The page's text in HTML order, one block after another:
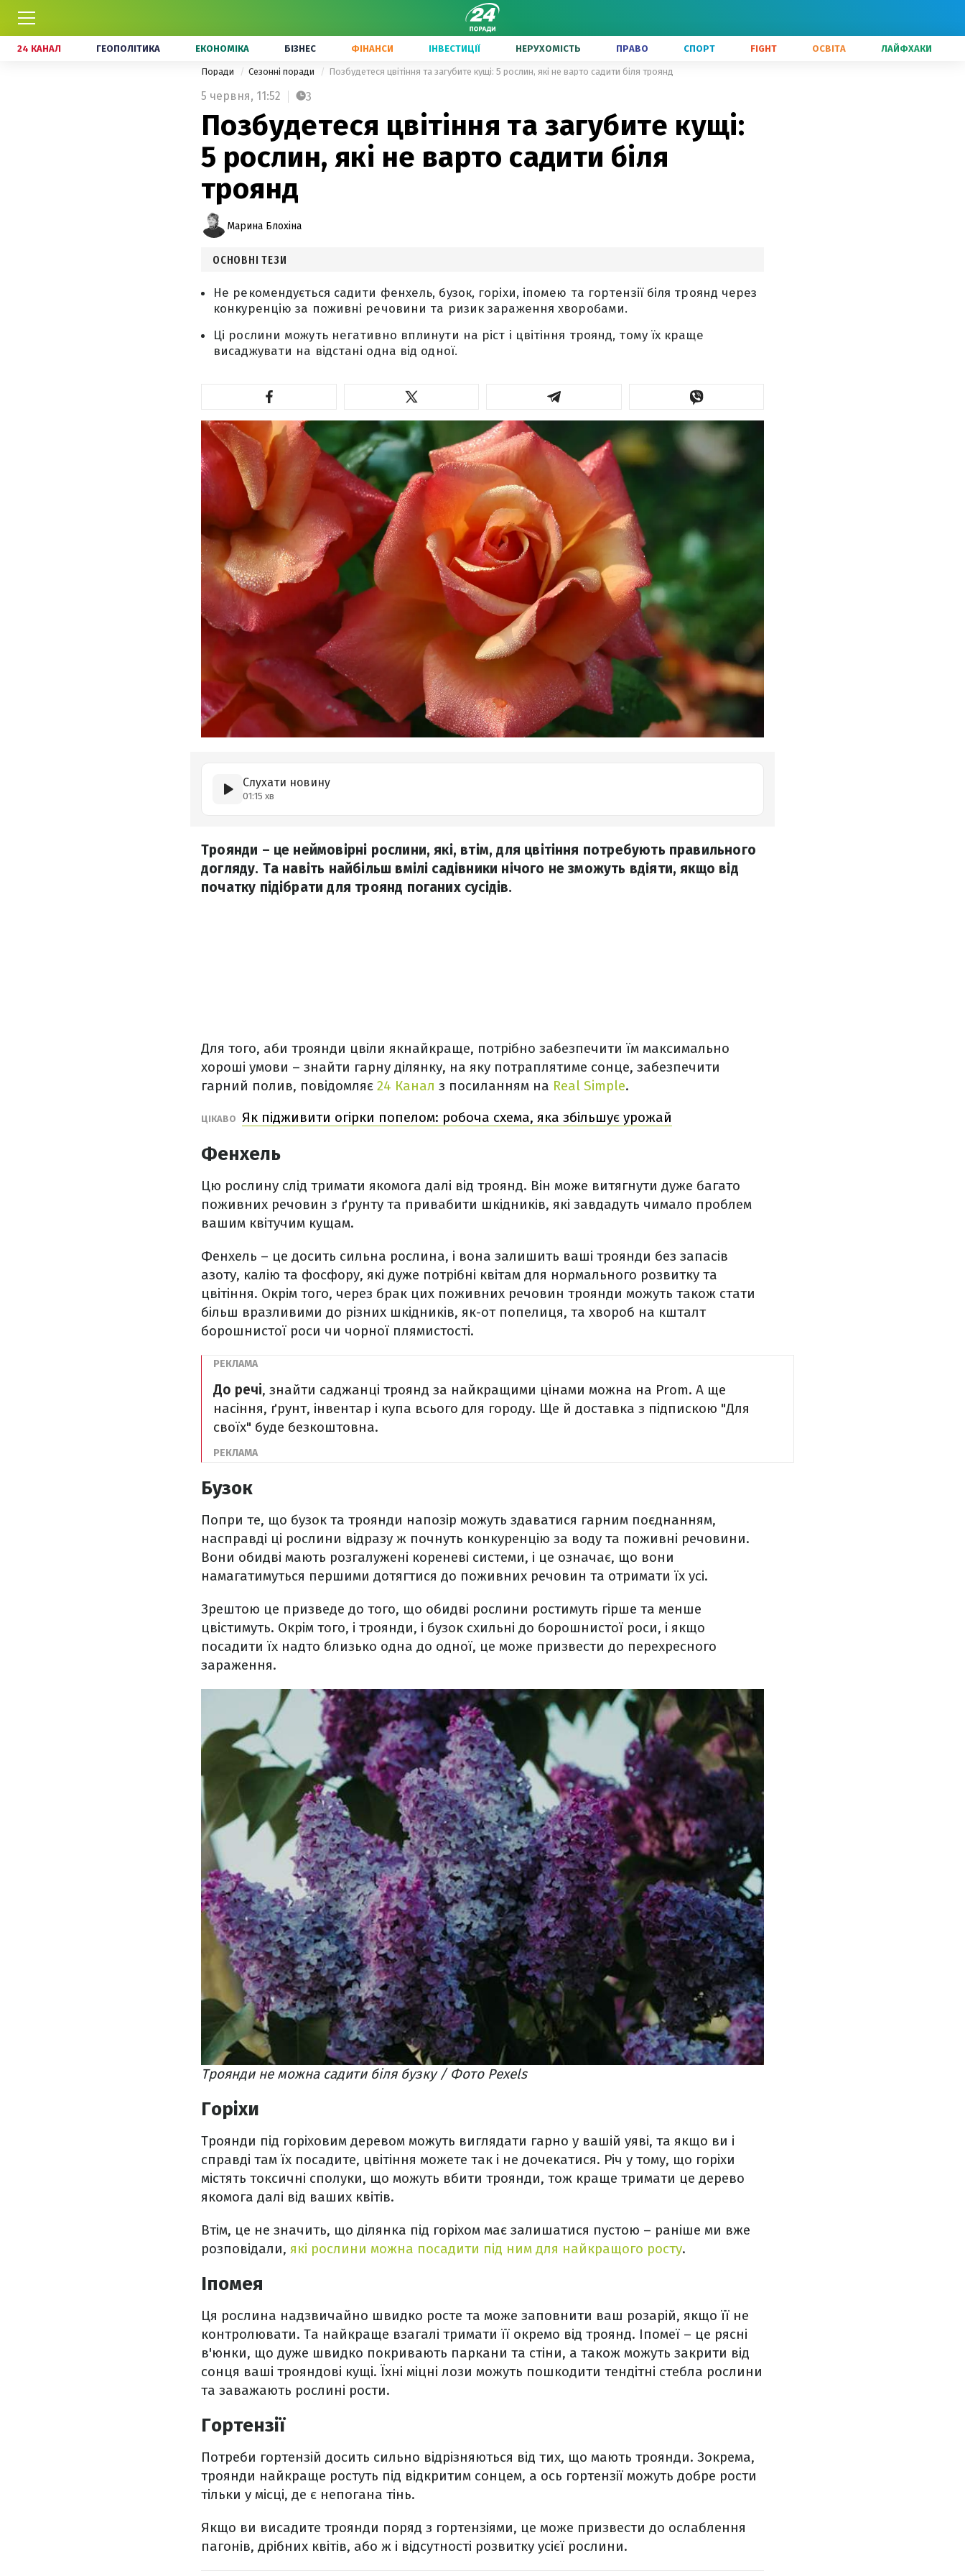
24 КАНАЛ ГЕОПОЛІТИКА ЕКОНОМІКА БІЗНЕС ФІНАНСИ ІНВЕСТИЦІЇ НЕРУХОМІСТЬ ПРАВО СПОРТ FIGHT ОСВІТА ЛАЙФХАКИ
Поради Сезонні поради Позбудетеся цвітіння та загубите кущі: 5 рослин, які не варто садити біля троянд
5 червня, 11:52 3
Позбудетеся цвітіння та загубите кущі:
5 рослин, які не варто садити біля
троянд
Марина Блохіна
ОСНОВНІ ТЕЗИ
Не рекомендується садити фенхель, бузок, горіхи, іпомею та гортензії біля троянд через
конкуренцію за поживні речовини та ризик зараження хворобами.
Ці рослини можуть негативно вплинути на ріст і цвітіння троянд, тому їх краще
висаджувати на відстані одна від одної.
Слухати новину
01:15 хв
Троянди – це неймовірні рослини, які, втім, для цвітіння потребують правильного
догляду. Та навіть найбільш вмілі садівники нічого не зможуть вдіяти, якщо від
початку підібрати для троянд поганих сусідів.
Для того, аби троянди цвіли якнайкраще, потрібно забезпечити їм максимально
хороші умови – знайти гарну ділянку, на яку потраплятиме сонце, забезпечити
гарний полив, повідомляє 24 Канал з посиланням на Real Simple.
ЦІКАВО Як підживити огірки попелом: робоча схема, яка збільшує урожай
Фенхель
Цю рослину слід тримати якомога далі від троянд. Він може витягнути дуже багато
поживних речовин з ґрунту та привабити шкідників, які завдадуть чимало проблем
вашим квітучим кущам.
Фенхель – це досить сильна рослина, і вона залишить ваші троянди без запасів
азоту, калію та фосфору, які дуже потрібні квітам для нормального розвитку та
цвітіння. Окрім того, через брак цих поживних речовин троянди можуть також стати
більш вразливими до різних шкідників, як-от попелиця, та хвороб на кшталт
борошнистої роси чи чорної плямистості.
До речі, знайти саджанці троянд за найкращими цінами можна на Prom. А ще
насіння, ґрунт, інвентар і купа всього для городу. Ще й доставка з підпискою "Для
своїх" буде безкоштовна.
Бузок
Попри те, що бузок та троянди напозір можуть здаватися гарним поєднанням,
насправді ці рослини відразу ж почнуть конкуренцію за воду та поживні речовини.
Вони обидві мають розгалужені кореневі системи, і це означає, що вони
намагатимуться першими дотягтися до поживних речовин та отримати їх усі.
Зрештою це призведе до того, що обидві рослини ростимуть гірше та менше
цвістимуть. Окрім того, і троянди, і бузок схильні до борошнистої роси, і якщо
посадити їх надто близько одна до одної, це може призвести до перехресного
зараження.
Троянди не можна садити біля бузку / Фото Pexels
Горіхи
Троянди під горіховим деревом можуть виглядати гарно у вашій уяві, та якщо ви і
справді там їх посадите, цвітіння можете так і не дочекатися. Річ у тому, що горіхи
містять токсичні сполуки, що можуть вбити троянди, тож краще тримати це дерево
якомога далі від ваших квітів.
Втім, це не значить, що ділянка під горіхом має залишатися пустою – раніше ми вже
розповідали, які рослини можна посадити під ним для найкращого росту.
Іпомея
Ця рослина надзвичайно швидко росте та може заповнити ваш розарій, якщо її не
контролювати. Та найкраще взагалі тримати її окремо від троянд. Іпомеї – це рясні
в'юнки, що дуже швидко покривають паркани та стіни, а також можуть закрити від
сонця ваші трояндові кущі. Їхні міцні лози можуть пошкодити тендітні стебла рослини
та заважають рослині рости.
Гортензії
Потреби гортензій досить сильно відрізняються від тих, що мають троянди. Зокрема,
троянди найкраще ростуть під відкритим сонцем, а ось гортензії можуть добре рости
тільки у місці, де є непогана тінь.
Якщо ви висадите троянди поряд з гортензіями, це може призвести до ослаблення
пагонів, дрібних квітів, або ж і відсутності розвитку усієї рослини.